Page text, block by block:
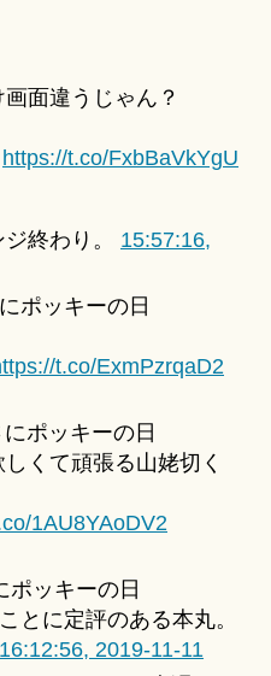
面違うじゃん？
https://t.co/FxbBaVkYgU
終わり。 15:57:16,
ポッキーの日
t.co/ExmPzrqaD2
ポッキーの日
くて頑張る山姥切く
1AU8YAoDV2
ポッキーの日
とに定評のある本丸。
16:12:56, 2019-11-11